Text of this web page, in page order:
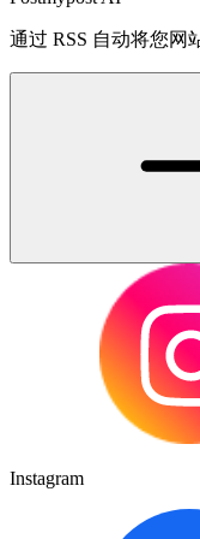
通过 RSS 自动将您网
Instagram